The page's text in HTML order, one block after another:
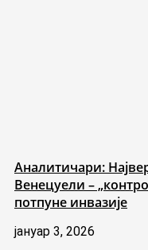
Аналитичари:
Венецуели –
потпуне инвазије
јануар 3, 2026